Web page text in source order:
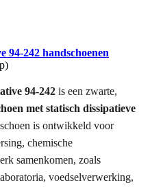
94-242 handschoenen
94-242 is een zwarte,
met statisch dissipatieve
is ontwikkeld voor
chemische
samenkomen, zoals
voedselverwerking,